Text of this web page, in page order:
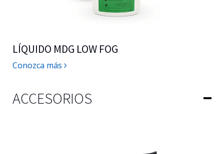
LÍQUIDO MDG LOW FOG
Conozca más
ACCESORIOS